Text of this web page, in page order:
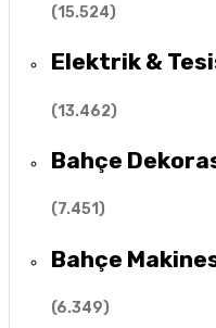
(15.524)
Elektrik &
(13.462)
Bahçe
(7.451)
Bahçe
(6.349)